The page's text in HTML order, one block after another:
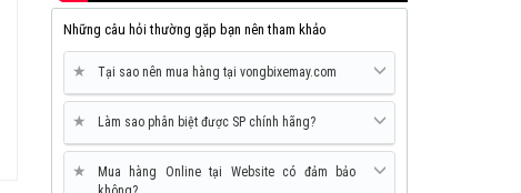
Những câu hỏi thường gặp bạn nên tham khảo
★ Tại sao nên mua hàng tại vongbixemay.com
★ Làm sao phân biệt được SP chính hãng?
★
Mua hàng Online tại Website có đảm bảo